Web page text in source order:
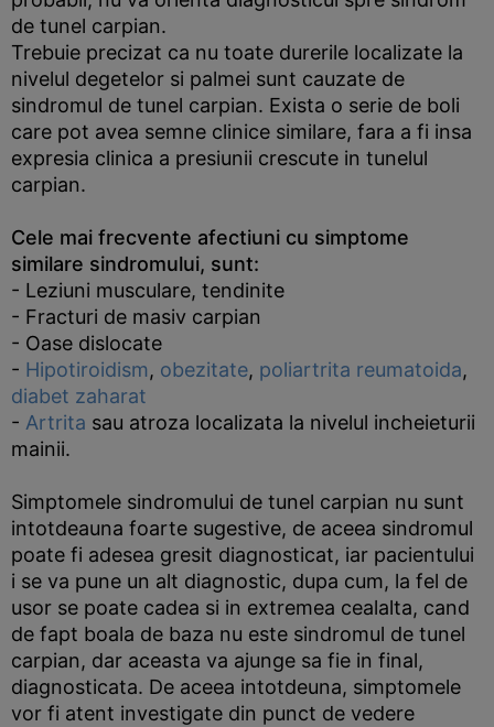
de tunel carpian.
Trebuie precizat ca nu toate durerile localizate la
nivelul degetelor si palmei sunt cauzate de
sindromul de tunel carpian. Exista o serie de boli
care pot avea semne clinice similare, fara a fi insa
expresia clinica a presiunii crescute in tunelul
carpian.
Cele mai frecvente afectiuni cu simptome
similare sindromului, sunt:
- Leziuni musculare, tendinite
- Fracturi de masiv carpian
- Oase dislocate
- Hipotiroidism, obezitate, poliartrita reumatoida,
diabet zaharat
- Artrita sau atroza localizata la nivelul incheieturii
mainii.
Simptomele sindromului de tunel carpian nu sunt
intotdeauna foarte sugestive, de aceea sindromul
poate fi adesea gresit diagnosticat, iar pacientului
i se va pune un alt diagnostic, dupa cum, la fel de
usor se poate cadea si in extremea cealalta, cand
de fapt boala de baza nu este sindromul de tunel
carpian, dar aceasta va ajunge sa fie in final,
diagnosticata. De aceea intotdeuna, simptomele
vor fi atent investigate din punct de vedere